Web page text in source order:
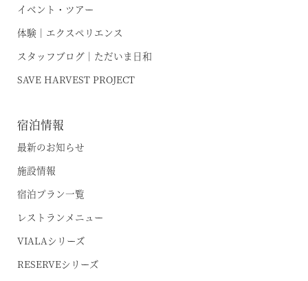
東急ハーヴェストクラブについて
ご予約方法
利用料金
宿泊制限 / 特定期間
ハーヴェストポイント
ご友人のご紹介
宿泊ギフト券｜HARVEST GIFT TICKET
関西エリア
京都鷹峯
VIALAシリーズ
VIALA鬼怒川渓翠
VIALA箱根翡翠
VIALA annex熱海伊豆山
お電話でのご予約はこちら
イベント・ツアー
体験｜エクスペリエンス
スタッフブログ｜ただいま日和
SAVE HARVEST PROJECT
宿泊情報
最新のお知らせ
施設情報
宿泊プラン一覧
レストランメニュー
VIALAシリーズ
RESERVEシリーズ